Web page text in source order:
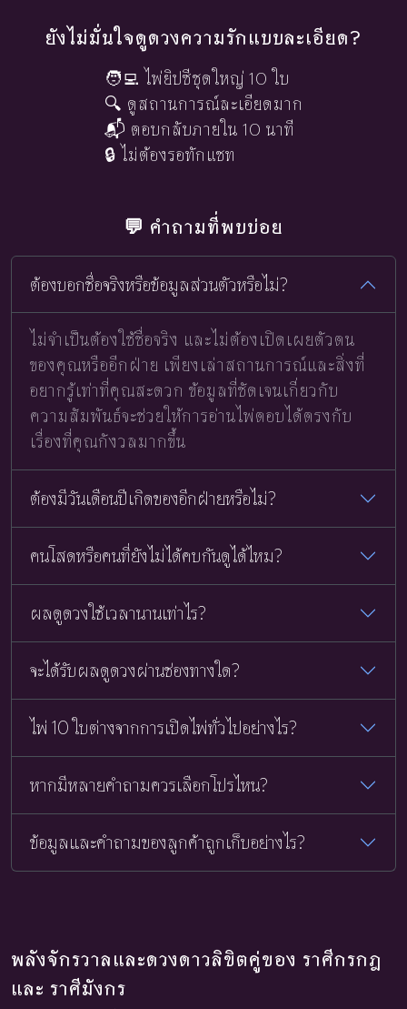
ยังไม่มั่นใจดูดวงความรักแบบละเอียด?
🧑‍💻 ไพ่ยิปซีชุดใหญ่ 10 ใบ
🔍 ดูสถานการณ์ละเอียดมาก
📬 ตอบกลับภายใน 10 นาที
🔒 ไม่ต้องรอทักแชท
💬 คำถามที่พบบ่อย
ต้องบอกชื่อจริงหรือข้อมูลส่วนตัวหรือไม่?
ไม่จำเป็นต้องใช้ชื่อจริง และไม่ต้องเปิดเผยตัวตน
ของคุณหรืออีกฝ่าย เพียงเล่าสถานการณ์และสิ่งที่
อยากรู้เท่าที่คุณสะดวก ข้อมูลที่ชัดเจนเกี่ยวกับ
ความสัมพันธ์จะช่วยให้การอ่านไพ่ตอบได้ตรงกับ
เรื่องที่คุณกังวลมากขึ้น
ต้องมีวันเดือนปีเกิดของอีกฝ่ายหรือไม่?
คนโสดหรือคนที่ยังไม่ได้คบกันดูได้ไหม?
ผลดูดวงใช้เวลานานเท่าไร?
จะได้รับผลดูดวงผ่านช่องทางใด?
ไพ่ 10 ใบต่างจากการเปิดไพ่ทั่วไปอย่างไร?
หากมีหลายคำถามควรเลือกโปรไหน?
ข้อมูลและคำถามของลูกค้าถูกเก็บอย่างไร?
พลังจักรวาลและดวงดาวลิขิตคู่ของ ราศีกรกฎ
และ ราศีมังกร